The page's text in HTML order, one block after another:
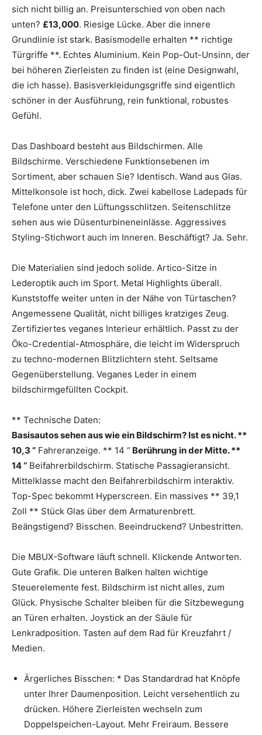
sich nicht billig an. Preisunterschied von oben nach
unten? £13,000. Riesige Lücke. Aber die innere
Grundlinie ist stark. Basismodelle erhalten ** richtige
Türgriffe **. Echtes Aluminium. Kein Pop-Out-Unsinn, der
bei höheren Zierleisten zu finden ist (eine Designwahl,
die ich hasse). Basisverkleidungsgriffe sind eigentlich
schöner in der Ausführung, rein funktional, robustes
Gefühl.
Das Dashboard besteht aus Bildschirmen. Alle
Bildschirme. Verschiedene Funktionsebenen im
Sortiment, aber schauen Sie? Identisch. Wand aus Glas.
Mittelkonsole ist hoch, dick. Zwei kabellose Ladepads für
Telefone unter den Lüftungsschlitzen. Seitenschlitze
sehen aus wie Düsenturbineneinlässe. Aggressives
Styling-Stichwort auch im Inneren. Beschäftigt? Ja. Sehr.
Die Materialien sind jedoch solide. Artico-Sitze in
Lederoptik auch im Sport. Metal Highlights überall.
Kunststoffe weiter unten in der Nähe von Türtaschen?
Angemessene Qualität, nicht billiges kratziges Zeug.
Zertifiziertes veganes Interieur erhältlich. Passt zu der
Öko-Credential-Atmosphäre, die leicht im Widerspruch
zu techno-modernen Blitzlichtern steht. Seltsame
Gegenüberstellung. Veganes Leder in einem
bildschirmgefüllten Cockpit.
** Technische Daten:
Basisautos sehen aus wie ein Bildschirm? Ist es nicht. **
10,3 “ Fahreranzeige. ** 14 “ Berührung in der Mitte. **
14 “ Beifahrerbildschirm. Statische Passagieransicht.
Mittelklasse macht den Beifahrerbildschirm interaktiv.
Top-Spec bekommt Hyperscreen. Ein massives ** 39,1
Zoll ** Stück Glas über dem Armaturenbrett.
Beängstigend? Bisschen. Beeindruckend? Unbestritten.
Die MBUX-Software läuft schnell. Klickende Antworten.
Gute Grafik. Die unteren Balken halten wichtige
Steuerelemente fest. Bildschirm ist nicht alles, zum
Glück. Physische Schalter bleiben für die Sitzbewegung
an Türen erhalten. Joystick an der Säule für
Lenkradposition. Tasten auf dem Rad für Kreuzfahrt /
Medien.
Ärgerliches Bisschen: * Das Standardrad hat Knöpfe
unter Ihrer Daumenposition. Leicht versehentlich zu
drücken. Höhere Zierleisten wechseln zum
Doppelspeichen-Layout. Mehr Freiraum. Bessere